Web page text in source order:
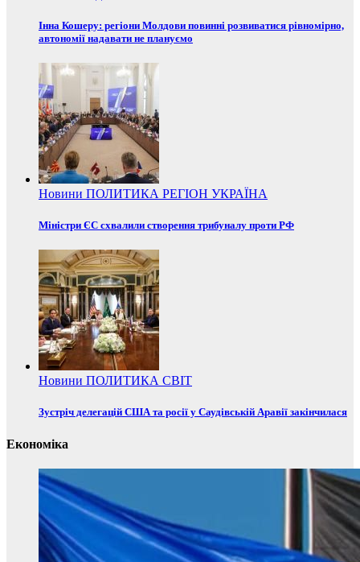
Інна Кошеру: регіони Молдови повинні розвиватися рівномірно,
автономії надавати не плануємо
Новини ПОЛИТИКА РЕГІОН УКРАЇНА
Міністри ЄС схвалили створення трибуналу проти РФ
Новини ПОЛИТИКА СВІТ
Зустріч делегацій США та росії у Саудівській Аравії закінчилася
Економіка